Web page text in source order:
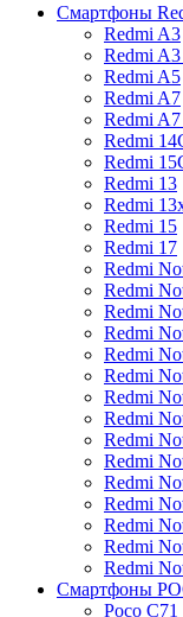
Смартфоны
Redmi A3
Redmi
Redmi A5
Redmi A7
Redmi
Redmi
Redmi
Redmi 13
Redmi
Redmi 15
Redmi 17
Redmi
Redmi
Redmi
Redmi
Redmi
Redmi
Redmi
Redmi
Redmi
Redmi
Redmi
Redmi
Redmi
Redmi
Redmi
Смартфоны
Poco C71